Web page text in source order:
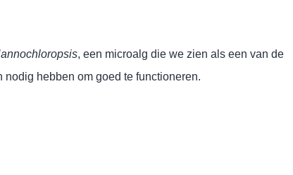
, een microalg die we zien als een van de
hebben om goed te functioneren.